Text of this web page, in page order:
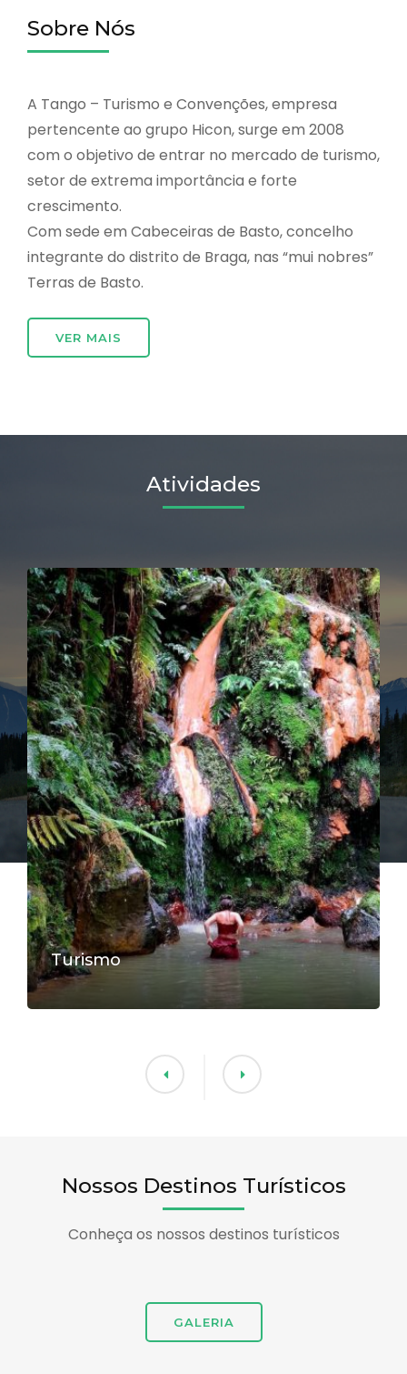
Sobre Nós
A Tango – Turismo e Convenções, empresa
pertencente ao grupo Hicon, surge em 2008
com o objetivo de entrar no mercado de turismo,
setor de extrema importância e forte
crescimento.
Com sede em Cabeceiras de Basto, concelho
integrante do distrito de Braga, nas “mui nobres”
Terras de Basto.
VER MAIS
Atividades
Turismo
Nossos Destinos Turísticos
Conheça os nossos destinos turísticos
GALERIA